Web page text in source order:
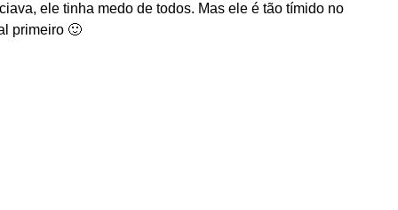
ele tinha medo de todos. Mas ele é tão tímido no
primeiro 🙂